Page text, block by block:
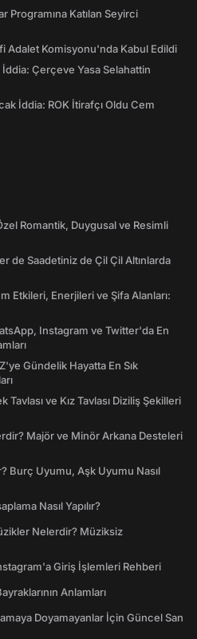
Programına Katılan Seyirci
Adalet Komisyonu'nda Kabul Edildi
Çerçeve Yasa Selahattin
İddia: ROK İtirafçı Oldu Cem
Romantik, Duygusal ve Resimli
de Saadetiniz de Çil Çil Altınlarda
Etkileri, Enerjileri ve Şifa Alanları:
Instagram ve Twitter'da En
Gündelik Hayatta En Sık
Tavlası ve Kız Tavlası Diziliş Şekilleri
Majör ve Minör Arkana Desteleri
Burç Uyumu, Aşk Uyumu Nasıl
Nasıl Yapılır?
Nelerdir? Müziksiz
Giriş İşlemleri Rehberi
Anlamları
Doyamayanlar İçin Güncel San